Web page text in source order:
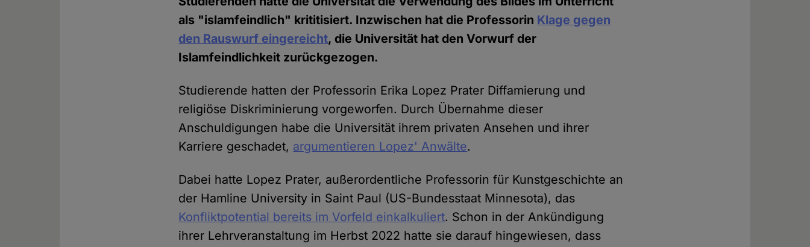
als "islamfeindlich" krititisiert. Inzwischen hat die Professorin Klage gegen
den Rauswurf eingereicht, die Universität hat den Vorwurf der
Islamfeindlichkeit zurückgezogen.
Studierende hatten der Professorin Erika Lopez Prater Diffamierung und
religiöse Diskriminierung vorgeworfen. Durch Übernahme dieser
Anschuldigungen habe die Universität ihrem privaten Ansehen und ihrer
Karriere geschadet, argumentieren Lopez' Anwälte.
Dabei hatte Lopez Prater, außerordentliche Professorin für Kunstgeschichte an
der Hamline University in Saint Paul (US-Bundesstaat Minnesota), das
Konfliktpotential bereits im Vorfeld einkalkuliert. Schon in der Ankündigung
ihrer Lehrveranstaltung im Herbst 2022 hatte sie darauf hingewiesen, dass